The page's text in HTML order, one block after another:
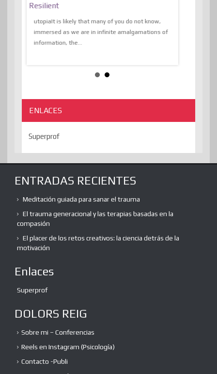
Resilient
utopiaIt is likely that many of you do not know,
immersed as we are in infinite amalgamations of
information, the...
ENLACES
Superprof
ENTRADAS RECIENTES
Meditación guiada para sanar el trauma
El trauma generacional y las terapias basadas en la
compasión
El placer de los retos creativos: la ciencia detrás de la
motivación
Enlaces
Superprof
DOLORS REIG
Sobre mi – Conferencias
Reels en Instagram (Psicología)
Contacto -Publi